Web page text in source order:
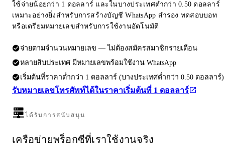
ใช้จ่ายน้อยกว่า 1 ดอลลาร์ และในบางประเทศต่ำกว่า 0.50 ดอลลาร์
เหมาะอย่างยิ่งสำหรับการสร้างบัญชี WhatsApp สำรอง ทดสอบบอท
หรือเตรียมหมายเลขสำหรับการใช้งานอัตโนมัติ
จ่ายตามจำนวนหมายเลข — ไม่ต้องสมัครสมาชิกรายเดือน
หลายสิบประเทศ มีหมายเลขพร้อมใช้งาน WhatsApp
เริ่มต้นที่ราคาต่ำกว่า 1 ดอลลาร์ (บางประเทศต่ำกว่า 0.50 ดอลลาร์)
รับหมายเลขโทรศัพท์ได้ในราคาเริ่มต้นที่ 1 ดอลลาร์
ได้รับการสนับสนุน
เครือข่ายพร็อกซีที่เราใช้งานจริง